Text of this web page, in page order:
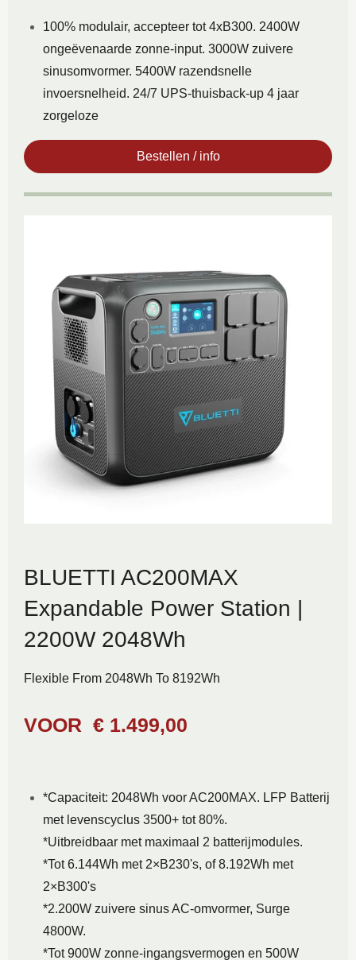
100% modulair, accepteer tot 4xB300. 2400W
ongeëvenaarde zonne-input. 3000W zuivere
sinusomvormer. 5400W razendsnelle
invoersnelheid. 24/7 UPS-thuisback-up 4 jaar
zorgeloze
Bestellen / info
BLUETTI AC200MAX
Expandable Power Station |
2200W 2048Wh
Flexible From 2048Wh To 8192Wh
VOOR € 1.499,00
*Capaciteit: 2048Wh voor AC200MAX. LFP Batterij
met levenscyclus 3500+ tot 80%.
*Uitbreidbaar met maximaal 2 batterijmodules.
*Tot 6.144Wh met 2×B230's, of 8.192Wh met
2×B300's
*2.200W zuivere sinus AC-omvormer, Surge
4800W.
*Tot 900W zonne-ingangsvermogen en 500W